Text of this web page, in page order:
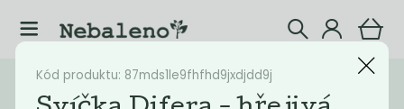
Katalog Eshop
Kód produktu: 87mds1le9fhfhd9jxdjdd9j